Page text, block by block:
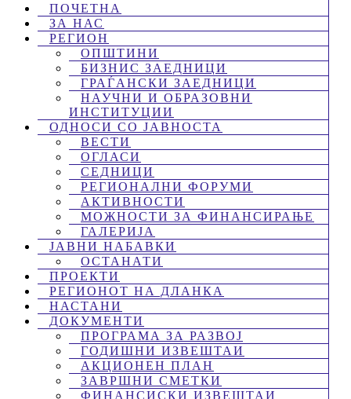
ПОЧЕТНА
ЗА НАС
РЕГИОН
ОПШТИНИ
БИЗНИС ЗАЕДНИЦИ
ГРАЃАНСКИ ЗАЕДНИЦИ
НАУЧНИ И ОБРАЗОВНИ
ИНСТИТУЦИИ
ОДНОСИ СО ЈАВНОСТА
ВЕСТИ
ОГЛАСИ
СЕДНИЦИ
РЕГИОНАЛНИ ФОРУМИ
АКТИВНОСТИ
МОЖНОСТИ ЗА ФИНАНСИРАЊЕ
ГАЛЕРИЈА
ЈАВНИ НАБАВКИ
ОСТАНАТИ
ПРОЕКТИ
РЕГИОНОТ НА ДЛАНКА
НАСТАНИ
ДОКУМЕНТИ
ПРОГРАМА ЗА РАЗВОЈ
ГОДИШНИ ИЗВЕШТАИ
АКЦИОНЕН ПЛАН
ЗАВРШНИ СМЕТКИ
ФИНАНСИСКИ ИЗВЕШТАИ